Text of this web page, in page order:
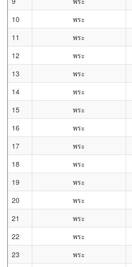
10
พระ
11
พระ
12
พระ
13
พระ
14
พระ
15
พระ
16
พระ
17
พระ
18
พระ
19
พระ
20
พระ
21
พระ
22
พระ
23
พระ